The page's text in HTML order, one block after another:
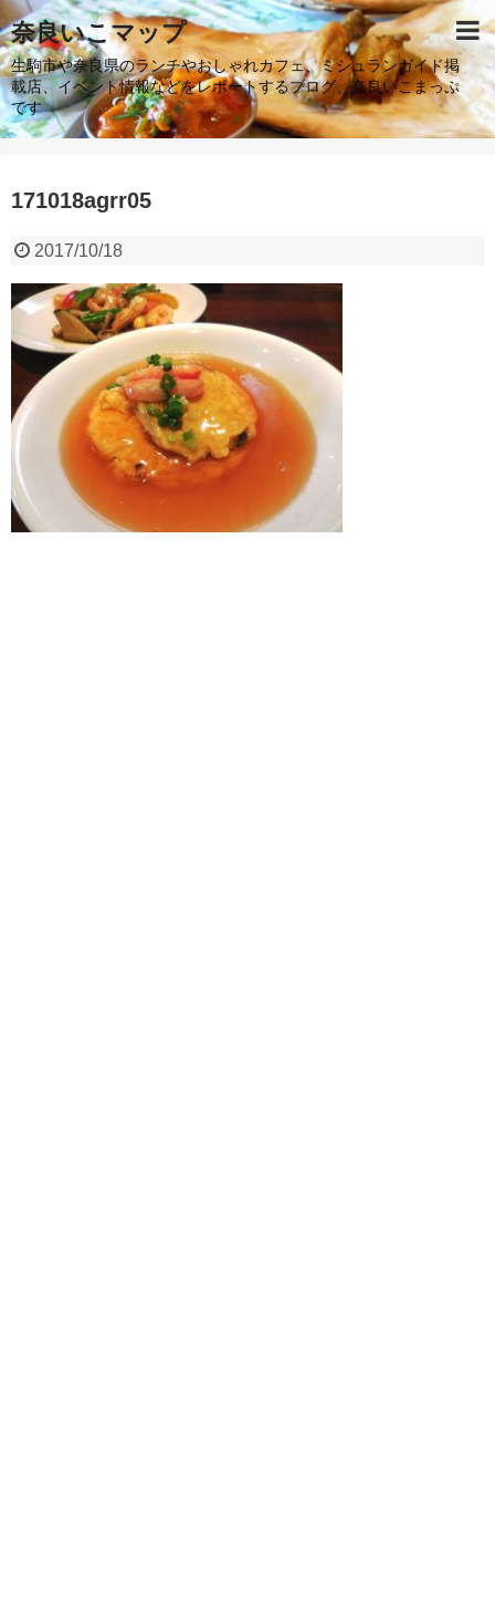
奈良いこマップ
生駒市や奈良県のランチやおしゃれカフェ、ミシュランガイド掲
載店、イベント情報などをレポートするブログ、奈良いこまっぷ
です
171018agrr05
2017/10/18